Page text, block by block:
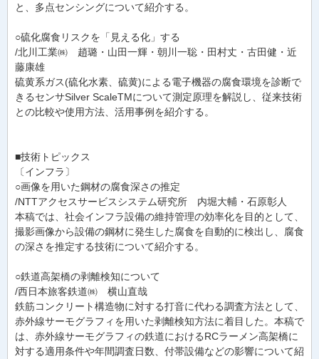
と、多点センシングについて紹介する。
○硫化腐食リスクを「見える化」する
/北川工業㈱ 趙璐・山田一輝・朝川一聡・田村丈・古田健・近
藤康雄
硫黄系ガス(硫化水素、硫黄)による電子機器の腐食環境を診断で
きるセンサSilver ScaleTMについて測定原理を解説し、従来技術
との比較や使用方法、活用事例を紹介する。
■技術トピックス
〔インフラ〕
○画像を用いた鋼材の腐食深さの推定
/NTTアクセスサービスシステム研究所 内堀大輔・石原彰人
本稿では、社会インフラ設備の維持管理の効率化を目的として、
撮影画像から設備の鋼材に発生した腐食を自動的に検出し、腐食
の深さを推定する技術について紹介する。
○鉄道高架橋の剥離検知について
/西日本旅客鉄道㈱ 横山直哉
鉄筋コンクリート構造物に対する打音に代わる調査方法として、
赤外線サーモグラフィを用いた剥離検知方法に着目した。本稿で
は、赤外線サーモグラフィの鉄道におけるRCラーメン高架橋に
対する適用条件や年間調査日数、付帯設備などの影響について紹